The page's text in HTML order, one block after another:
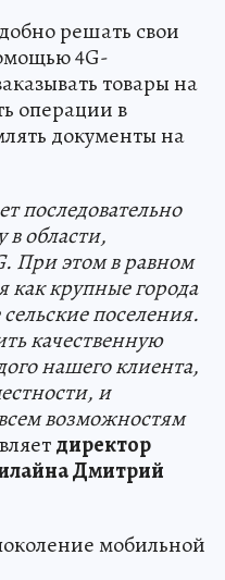
решать свои
4G-
товары на
операции в
документы на
последовательно
в области,
. При этом в равном
как крупные города
поселения.
качественную
нашего клиента,
и
возможностям
директор
Дмитрий
мобильной